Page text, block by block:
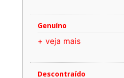
Genuíno
+ veja mais
Descontraído